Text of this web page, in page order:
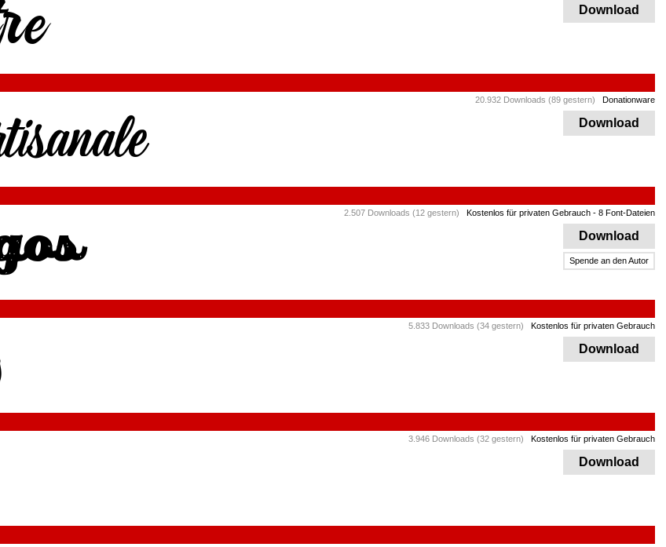
Download
20.932 Downloads (89 gestern) Donationware
Download
2.507 Downloads (12 gestern) Kostenlos für privaten Gebrauch - 8 Font-Dateien
Download
Spende an den Autor
5.833 Downloads (34 gestern) Kostenlos für privaten Gebrauch
Download
3.946 Downloads (32 gestern) Kostenlos für privaten Gebrauch
Download